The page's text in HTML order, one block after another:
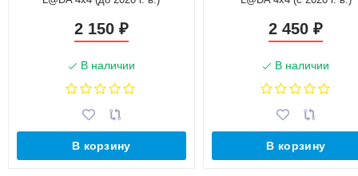
2 150 ₽
В наличии
В корзину
2 450₽
В наличии
В корзину